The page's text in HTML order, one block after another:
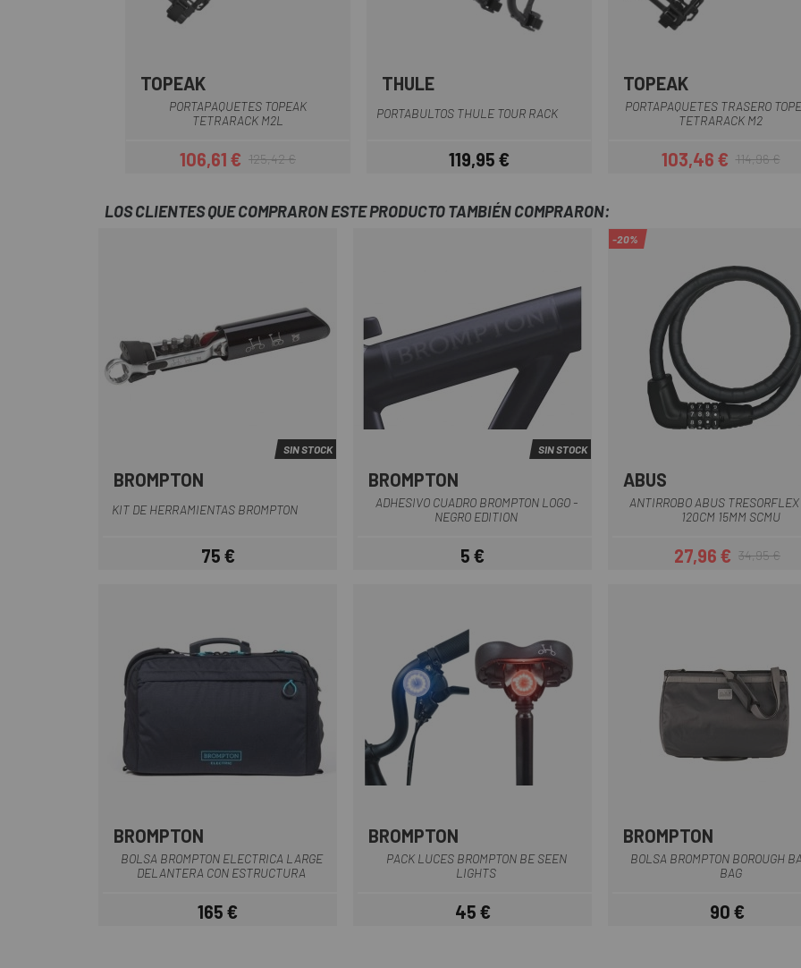
TOPEAK
PORTAPAQUETES TOPEAK
TETRARACK M2L
Precio
106,61 €Precio regular
125,42 €
THULE
PORTABULTOS THULE TOUR RACK
Precio
119,95 €
TOPEAK
PORTAPAQUETES TRASERO
TETRARACK M2
Precio
103,46 €Precio regular
114,96 €
LOS CLIENTES QUE COMPRARON ESTE PRODUCTO TAMBIÉN COMPRARON:
SIN STOCK
BROMPTON
KIT DE HERRAMIENTAS BROMPTON
Precio
75 €
SIN STOCK
BROMPTON
ADHESIVO CUADRO BROMPTON LOGO -
NEGRO EDITION
Precio
5 €
-20%
ABUS
ANTIRROBO ABUS
120CM 15MM SCMU
Precio
27,96 €Precio regular
34,95 €
BROMPTON
BOLSA BROMPTON ELECTRICA LARGE
DELANTERA CON ESTRUCTURA
Precio
165 €
BROMPTON
PACK LUCES BROMPTON BE SEEN
LIGHTS
Precio
45 €
BROMPTON
BOLSA BROMPTON BOROUGH
BAG
Precio
90 €